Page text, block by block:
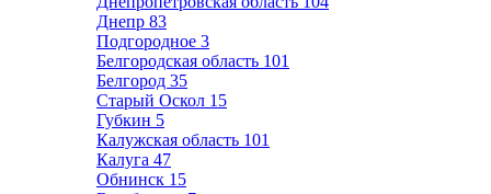
Днепр 83
Подгородное 3
Белгородская область 101
Белгород 35
Старый Оскол 15
Губкин 5
Калужская область 101
Калуга 47
Обнинск 15